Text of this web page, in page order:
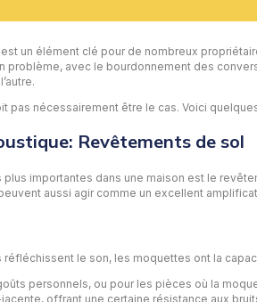
un élément clé pour de nombreux
problème, avec le bourdonnement des
pas nécessairement être le cas. Voici
Revêtements de sol
plus importantes dans une maison est le
aussi agir comme un excellent
réfléchissent le son, les moquettes ont la
personnels, ou pour les pièces où la
offrant une certaine résistance aux